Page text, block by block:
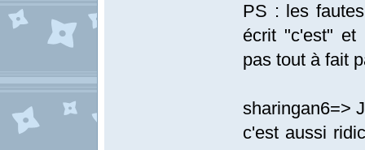
PS : les
écrit "c'est" et
pas tout à fait
sharingan6=>
c'est aussi